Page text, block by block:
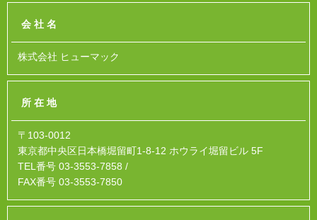
会社名
株式会社 ヒューマック
所在地
〒103-0012
東京都中央区日本橋堀留町1-8-12 ホウライ堀留ビル 5F
TEL番号 03-3553-7858 /
FAX番号 03-3553-7850